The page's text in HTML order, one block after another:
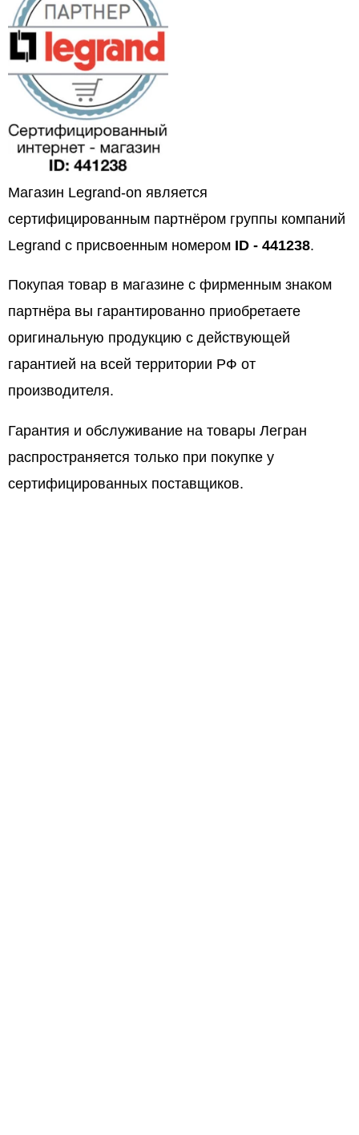
Магазин Legrand-on является
сертифицированным партнёром группы компаний
Legrand с присвоенным номером ID - 441238.
Покупая товар в магазине с фирменным знаком
партнёра вы гарантированно приобретаете
оригинальную продукцию с действующей
гарантией на всей территории РФ от
производителя.
Гарантия и обслуживание на товары Легран
распространяется только при покупке у
сертифицированных поставщиков.